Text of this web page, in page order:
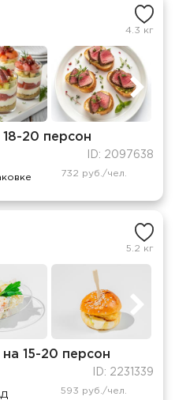
4.3 кг
20 персон
ID: 2097638
732 руб./чел.
5.2 кг
15-20 персон
ID: 2231339
593 руб./чел.